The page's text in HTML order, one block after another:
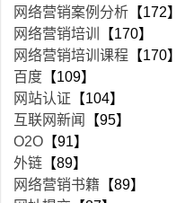
网络营销案例分析 【172】
网络营销培训
【170】
网络营销培训课程 【170】
百度 【109】
网站认证 【104】
互联网新闻
【95】
O2O 【91】
外链 【89】
网络营销书籍 【89】